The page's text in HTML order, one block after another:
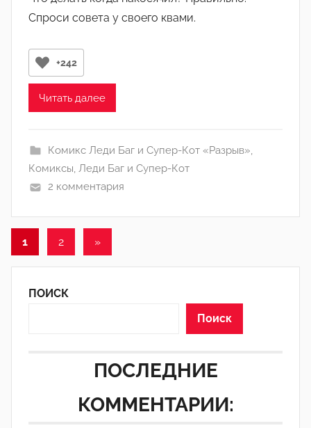
т
о
ё
м
Спроси совета у своего квами.
+242
Читать далее
Комикс Леди Баг и Супер-Кот «Разрыв»,
Комиксы, Леди Баг и Супер-Кот
2 комментария
Пагинация
записей
1 2
Следующие
»
ПОИСК
Поиск
ПОСЛЕДНИЕ
КОММЕНТАРИИ: